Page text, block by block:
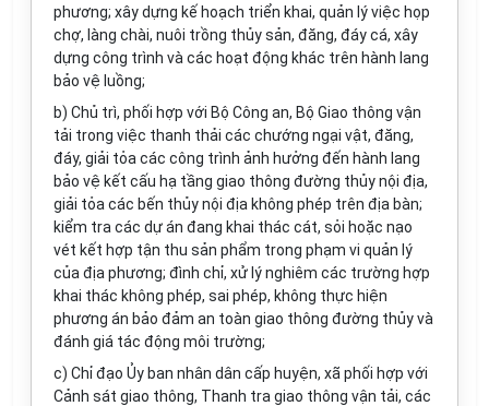
phương; xây dựng kế hoạch triển khai, quản lý việc họp
chợ, làng chài, nuôi trồng thủy sản, đăng, đáy cá, xây
dựng công trình và các hoạt động khác trên hành lang
bảo vệ luồng;
b) Chủ trì, phối hợp với Bộ Công an, Bộ Giao thông vận
tải trong việc thanh thải các chướng ngại vật, đăng,
đáy, giải tỏa các công trình ảnh hưởng đến hành lang
bảo vệ kết cấu hạ tầng giao thông đường thủy nội địa,
giải tỏa các bến thủy nội địa không phép trên địa bàn;
kiểm tra các dự án đang khai thác cát, sỏi hoặc nạo
vét kết hợp tận thu sản phẩm trong phạm vi quản lý
của địa phương; đình chỉ, xử lý nghiêm các trường hợp
khai thác không phép, sai phép, không thực hiện
phương án bảo đảm an toàn giao thông đường thủy và
đánh giá tác động môi trường;
c) Chỉ đạo Ủy ban nhân dân cấp huyện, xã phối hợp với
Cảnh sát giao thông, Thanh tra giao thông vận tải, các